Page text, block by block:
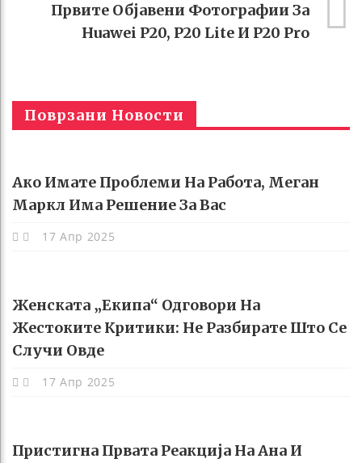
Првите Објавени Фотографии За
Huawei P20, P20 Lite И P20 Pro
Поврзани Новости
Ако Имате Проблеми На Работа, Меган
Маркл Има Решение За Вас
17 Апр 2025
Женската „екипа“ Одговори На
Жестоките Критики: Не Разбирате Што Се
Случи Овде
17 Апр 2025
Пристигна Првата Реакција На Ана И